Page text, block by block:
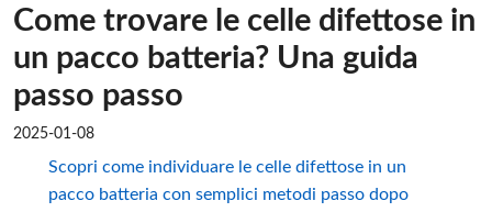
Come trovare le celle difettose in
un pacco batteria? Una guida
passo passo
2025-01-08
Scopri come individuare le celle difettose in un
pacco batteria con semplici metodi passo dopo